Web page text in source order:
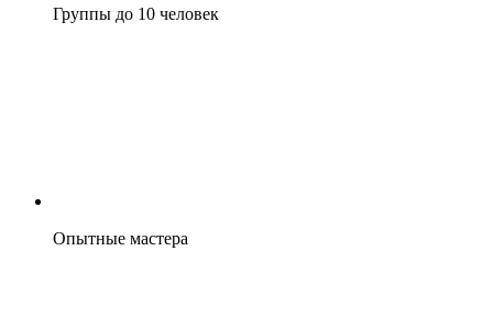
Группы до 10 человек
Опытные мастера